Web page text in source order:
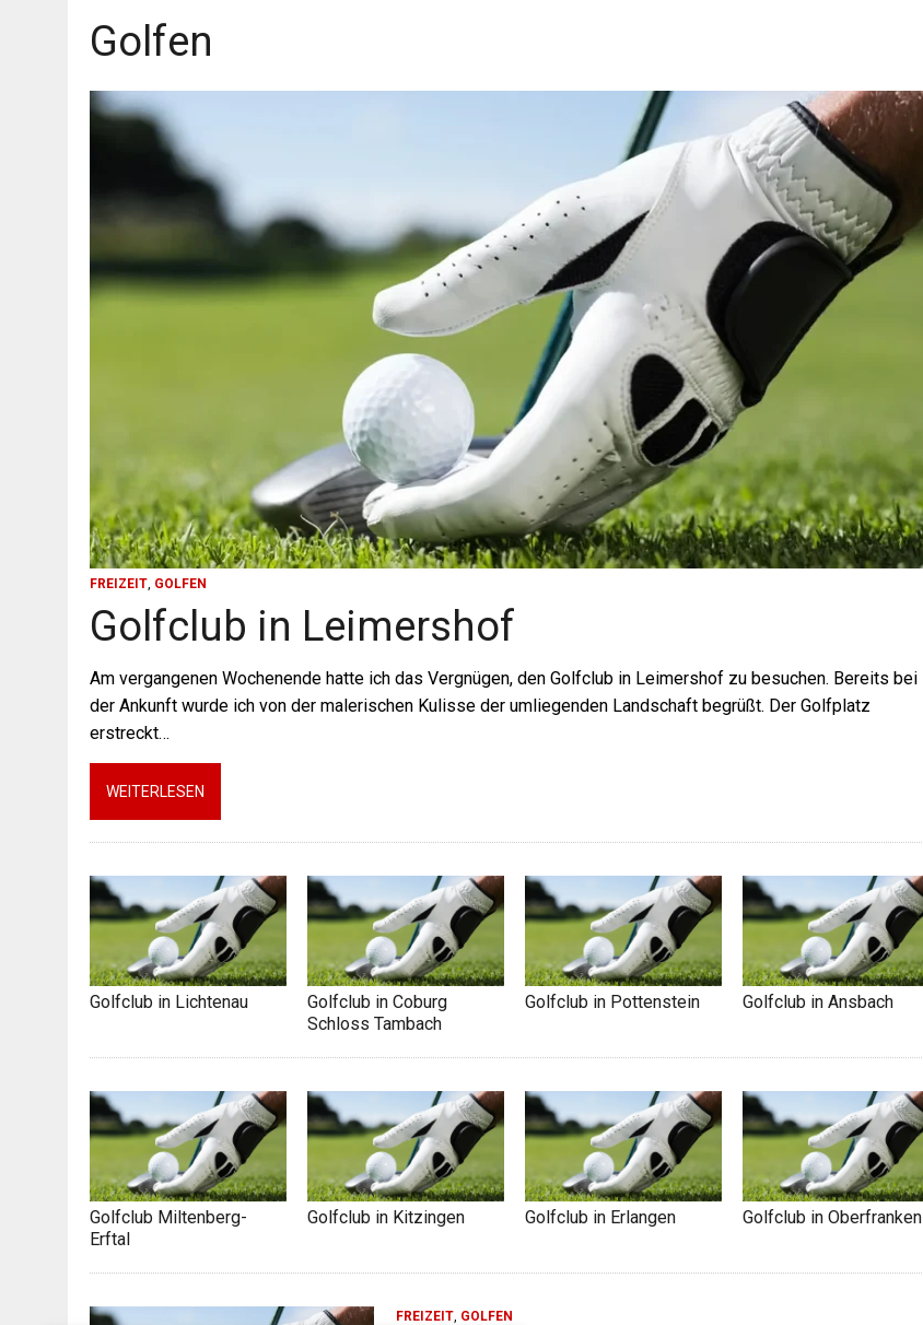
Golfen
FREIZEIT, GOLFEN
Golfclub in Leimershof
Am vergangenen Wochenende hatte ich das Vergnügen, den Golfclub in Leimershof zu besuchen. Bereits bei
der Ankunft wurde ich von der malerischen Kulisse der umliegenden Landschaft begrüßt. Der Golfplatz
erstreckt…
WEITERLESEN
Golfclub in Lichtenau
Golfclub in Coburg
Schloss Tambach
Golfclub in Pottenstein Golfclub in Ansbach
Golfclub Miltenberg-
Erftal
Golfclub in Kitzingen Golfclub in Erlangen Golfclub in Oberfranken
FREIZEIT, GOLFEN